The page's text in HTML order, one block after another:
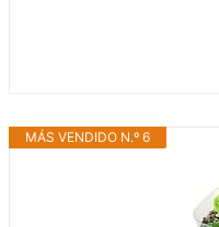
MÁS VENDIDO N.º 6